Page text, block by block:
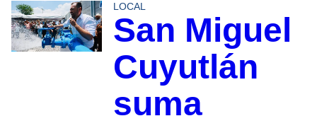
LOCAL
San Miguel
Cuyutlán
suma